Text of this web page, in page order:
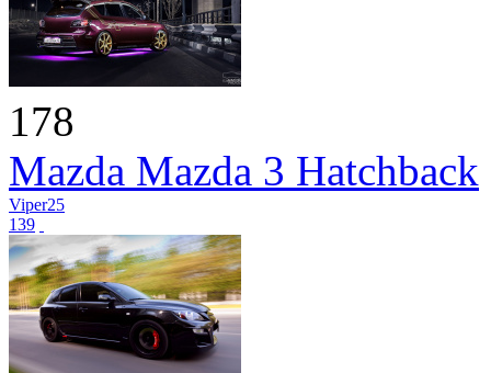
178
Mazda Mazda 3 Hatchback
Viper25
139